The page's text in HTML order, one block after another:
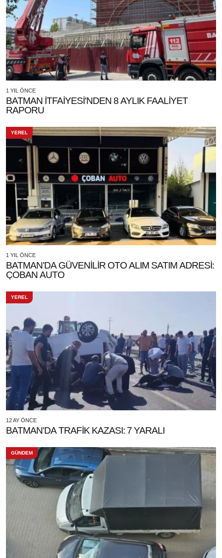
1 YIL ÖNCE
BATMAN İTFAİYESİ'NDEN 8 AYLIK FAALİYET
RAPORU
YEREL
1 YIL ÖNCE
BATMAN’DA GÜVENİLİR OTO ALIM SATIM ADRESİ:
ÇOBAN AUTO
YEREL
12 AY ÖNCE
BATMAN'DA TRAFİK KAZASI: 7 YARALI
GÜNDEM